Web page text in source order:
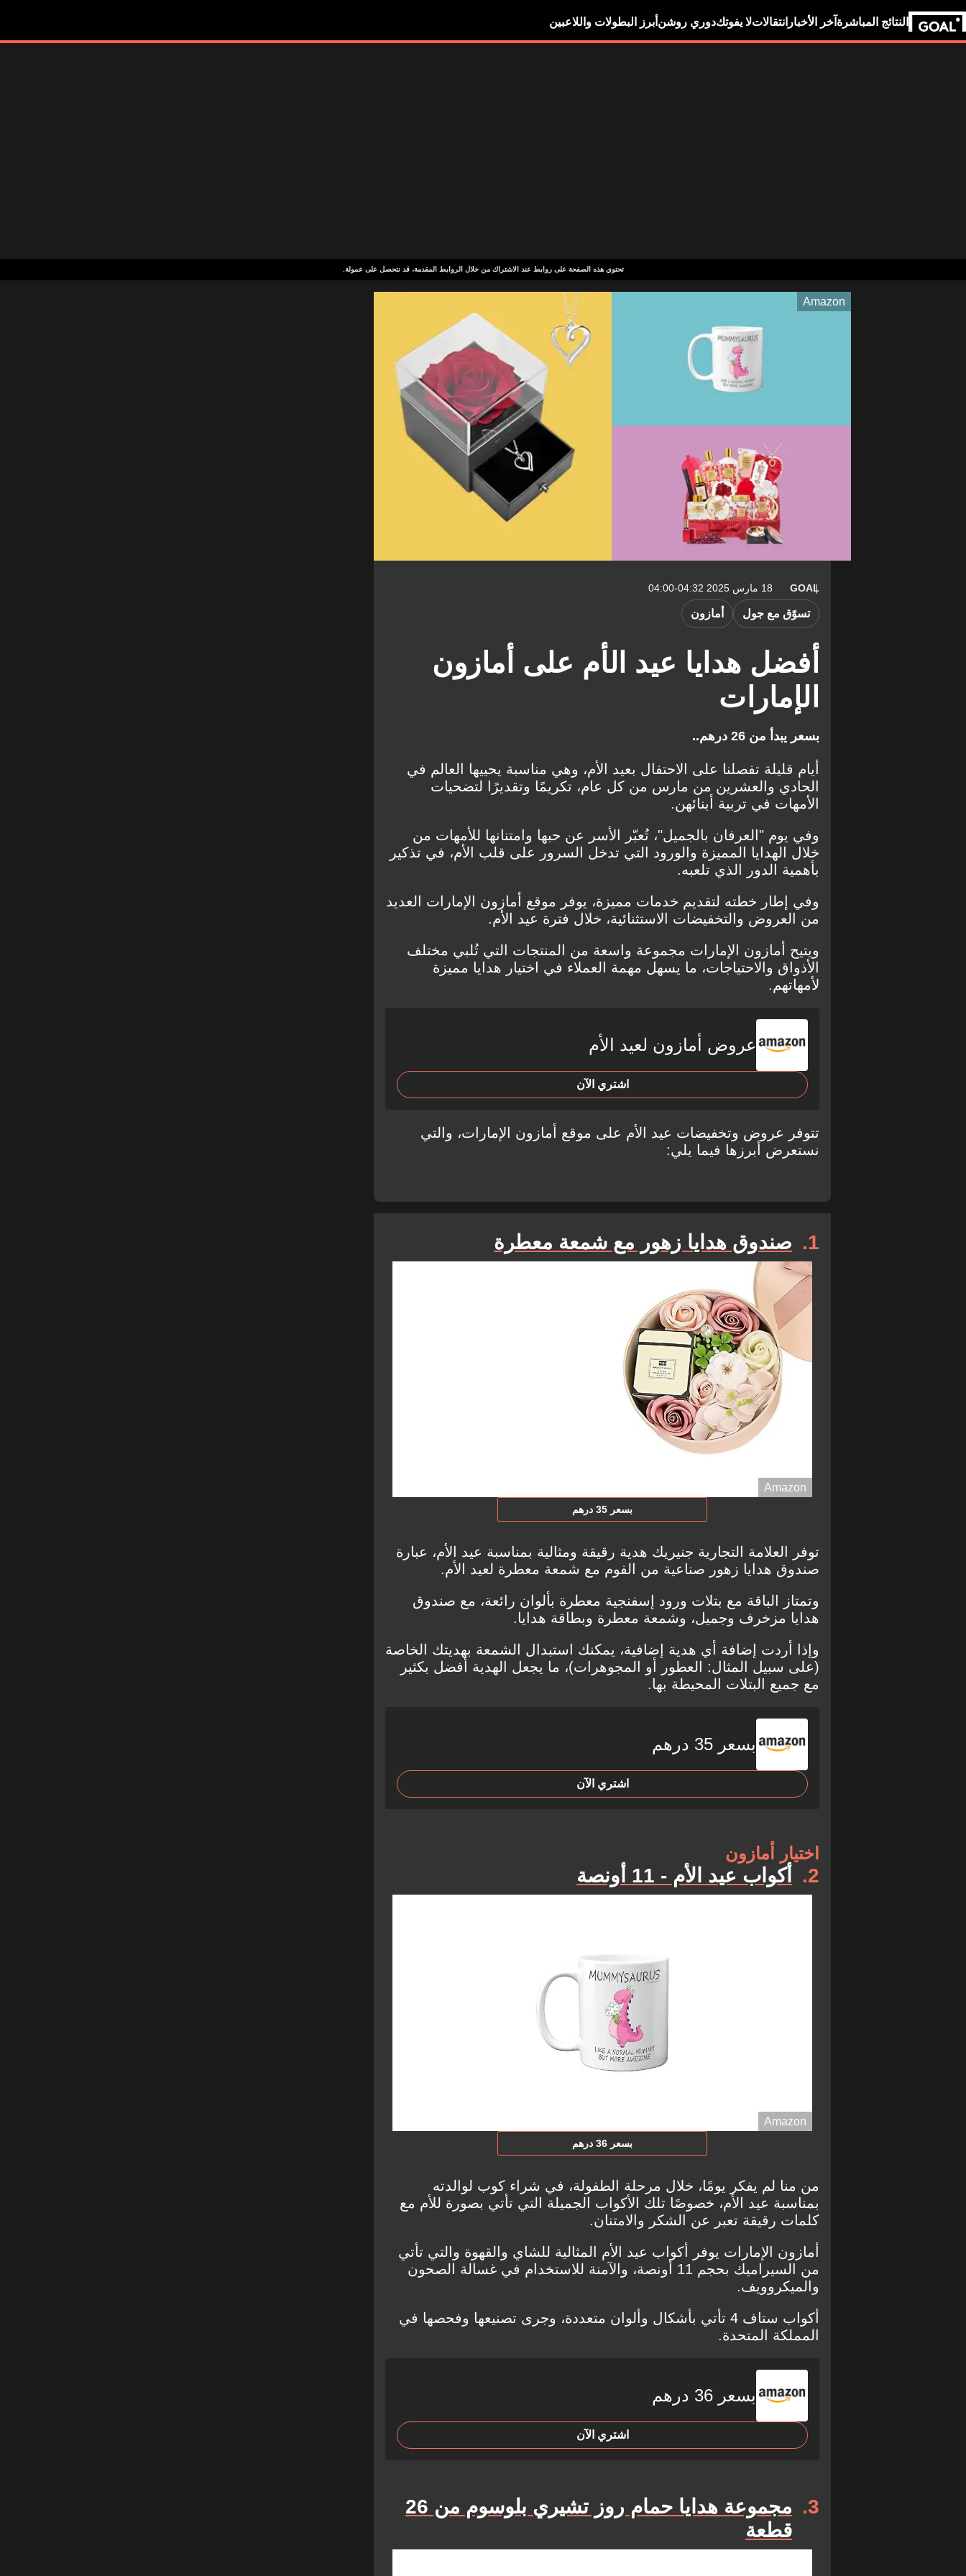
النتائج المباشرة آخر الأخبار انتقالاتلا يفوتكدوري روشن أبرز البطولات واللاعبين
تحتوي هذه الصفحة على روابط عند الاشتراك من خلال الروابط المقدمة، قد نتحصل على عمولة.
Amazon
GOAL 18 مارس 2025 04:32-04:00
أفضل هدايا عيد الأم على أمازون
الإمارات
تسوّق مع جول أمازون
بسعر يبدأ من 26 درهم..
أيام قليلة تفصلنا على الاحتفال بعيد الأم، وهي مناسبة يحييها العالم في
الحادي والعشرين من مارس من كل عام، تكريمًا وتقديرًا لتضحيات
الأمهات في تربية أبنائهن.
وفي يوم "العرفان بالجميل"، تُعبّر الأسر عن حبها وامتنانها للأمهات من
خلال الهدايا المميزة والورود التي تدخل السرور على قلب الأم، في تذكير
بأهمية الدور الذي تلعبه.
وفي إطار خطته لتقديم خدمات مميزة، يوفر موقع أمازون الإمارات العديد
من العروض والتخفيضات الاستثنائية، خلال فترة عيد الأم.
ويتيح أمازون الإمارات مجموعة واسعة من المنتجات التي تُلبي مختلف
الأذواق والاحتياجات، ما يسهل مهمة العملاء في اختيار هدايا مميزة
لأمهاتهم.
عروض أمازون لعيد الأم
اشتري الآن
تتوفر عروض وتخفيضات عيد الأم على موقع أمازون الإمارات، والتي
نستعرض أبرزها فيما يلي:
1 صندوق هدايا زهور مع شمعة معطرة
Amazon
بسعر 35 درهم
توفر العلامة التجارية جنيريك هدية رقيقة ومثالية بمناسبة عيد الأم، عبارة
صندوق هدايا زهور صناعية من الفوم مع شمعة معطرة لعيد الأم.
وتمتاز الباقة مع بتلات ورود إسفنجية معطرة بألوان رائعة، مع صندوق
هدايا مزخرف وجميل، وشمعة معطرة وبطاقة هدايا.
وإذا أردت إضافة أي هدية إضافية، يمكنك استبدال الشمعة بهديتك الخاصة
(على سبيل المثال: العطور أو المجوهرات)، ما يجعل الهدية أفضل بكثير
مع جميع البتلات المحيطة بها.
بسعر 35 درهم
اشتري الآن
اختيار أمازون
2 أكواب عيد الأم - 11 أونصة
Amazon
بسعر 36 درهم
من منا لم يفكر يومًا، خلال مرحلة الطفولة، في شراء كوب لوالدته
بمناسبة عيد الأم، خصوصًا تلك الأكواب الجميلة التي تأتي بصورة للأم مع
كلمات رقيقة تعبر عن الشكر والامتنان.
أمازون الإمارات يوفر أكواب عيد الأم المثالية للشاي والقهوة والتي تأتي
من السيراميك بحجم 11 أونصة، والآمنة للاستخدام في غسالة الصحون
والميكروويف.
أكواب ستاف 4 تأتي بأشكال وألوان متعددة، وجرى تصنيعها وفحصها في
المملكة المتحدة.
بسعر 36 درهم
اشتري الآن
3
مجموعة هدايا حمام روز تشيري بلوسوم من 26
قطعة